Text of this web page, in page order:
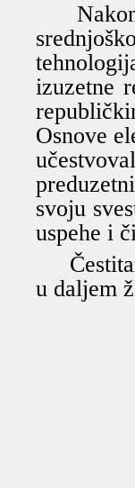
Nakon
izuzetne
Osnove
svoju
uspehe i
u daljem